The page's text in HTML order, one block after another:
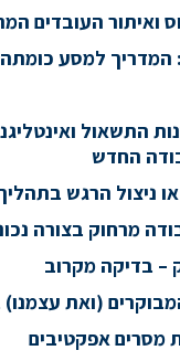
ואיתור העובדים
המדריך למסע
התשאול
החדש
מרחוק בצורה
– בדיקה מקרוב
(ואת עצמנו)
מסרים אפקטיבים